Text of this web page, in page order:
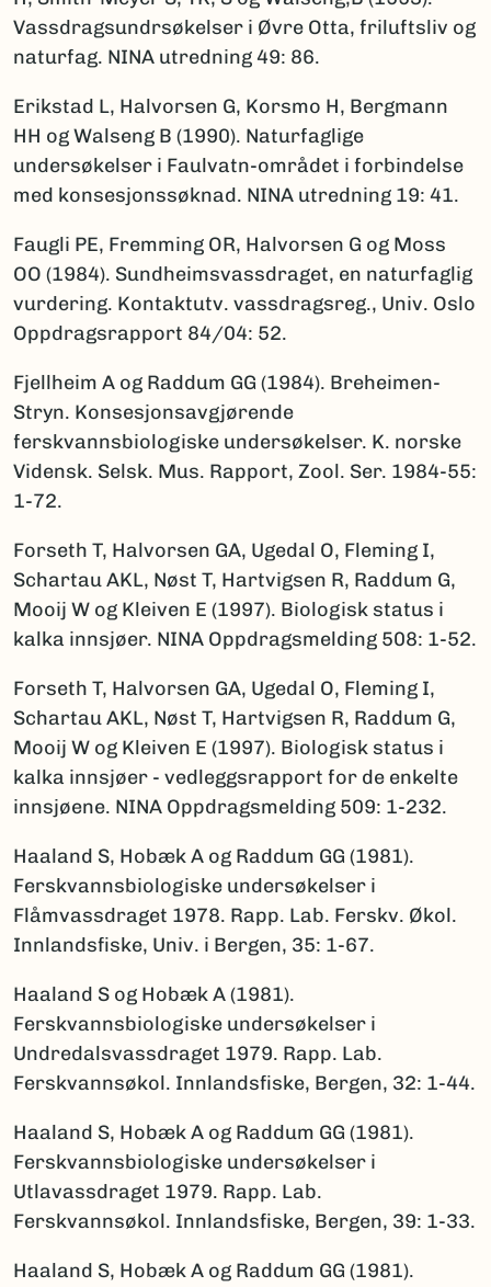
Vassdragsundrsøkelser i Øvre Otta, friluftsliv og
naturfag. NINA utredning 49: 86.
Erikstad L, Halvorsen G, Korsmo H, Bergmann
HH og Walseng B (1990). Naturfaglige
undersøkelser i Faulvatn-området i forbindelse
med konsesjonssøknad. NINA utredning 19: 41.
Faugli PE, Fremming OR, Halvorsen G og Moss
OO (1984). Sundheimsvassdraget, en naturfaglig
vurdering. Kontaktutv. vassdragsreg., Univ. Oslo
Oppdragsrapport 84/04: 52.
Fjellheim A og Raddum GG (1984). Breheimen-
Stryn. Konsesjonsavgjørende
ferskvannsbiologiske undersøkelser. K. norske
Vidensk. Selsk. Mus. Rapport, Zool. Ser. 1984-55:
1-72.
Forseth T, Halvorsen GA, Ugedal O, Fleming I,
Schartau AKL, Nøst T, Hartvigsen R, Raddum G,
Mooij W og Kleiven E (1997). Biologisk status i
kalka innsjøer. NINA Oppdragsmelding 508: 1-52.
Forseth T, Halvorsen GA, Ugedal O, Fleming I,
Schartau AKL, Nøst T, Hartvigsen R, Raddum G,
Mooij W og Kleiven E (1997). Biologisk status i
kalka innsjøer - vedleggsrapport for de enkelte
innsjøene. NINA Oppdragsmelding 509: 1-232.
Haaland S, Hobæk A og Raddum GG (1981).
Ferskvannsbiologiske undersøkelser i
Flåmvassdraget 1978. Rapp. Lab. Ferskv. Økol.
Innlandsfiske, Univ. i Bergen, 35: 1-67.
Haaland S og Hobæk A (1981).
Ferskvannsbiologiske undersøkelser i
Undredalsvassdraget 1979. Rapp. Lab.
Ferskvannsøkol. Innlandsfiske, Bergen, 32: 1-44.
Haaland S, Hobæk A og Raddum GG (1981).
Ferskvannsbiologiske undersøkelser i
Utlavassdraget 1979. Rapp. Lab.
Ferskvannsøkol. Innlandsfiske, Bergen, 39: 1-33.
Haaland S, Hobæk A og Raddum GG (1981).